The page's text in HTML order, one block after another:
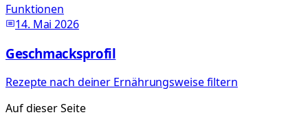
Funktionen
14. Mai 2026
Geschmacksprofil
Rezepte nach deiner Ernährungsweise filtern
Auf dieser Seite